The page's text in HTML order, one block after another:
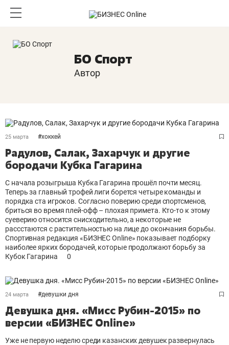
БО Спорт
Автор
25 марта #хоккей
Радулов, Салак, Захарчук и другие
бородачи Кубка Гагарина
С начала розыгрыша Кубка Гагарина прошёл почти месяц.
Теперь за главный трофей лиги борется четыре команды и
порядка ста игроков. Согласно поверию среди спортсменов,
бриться во время плей-офф – плохая примета. Кто-то к этому
суеверию относится снисходительно, а некоторые не
рассстаются с растительностью на лице до окончания борьбы.
Спортивная редакция «БИЗНЕС Online» показывает подборку
наиболее ярких бородачей, которые продолжают борьбу за
Кубок Гагарина
0
24 марта #девушки дня
Девушка дня. «Мисс Рубин-2015» по
версии «БИЗНЕС Online»
Уже не первую неделю среди казанских девушек развернулась